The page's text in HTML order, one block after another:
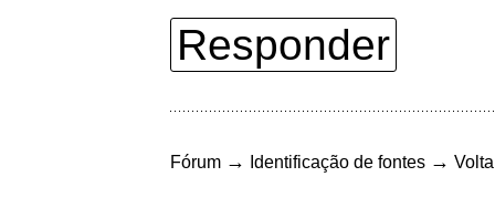
Responder
Fórum → Identificação de fontes →